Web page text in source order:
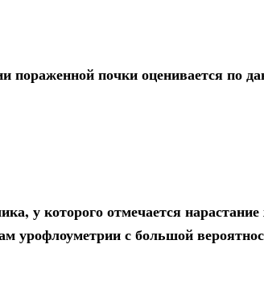
пораженной почки оценивается по
у которого отмечается
урофлоуметрии с большой